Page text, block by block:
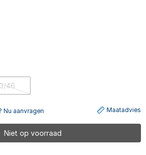
46
Nu aanvragen Maatadvies
Niet op voorraad